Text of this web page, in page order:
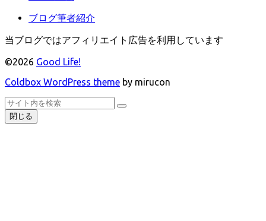
ブログ筆者紹介
当ブログではアフィリエイト広告を利用しています
©2026 Good Life!
Coldbox WordPress theme by mirucon
ト
ッ
プ
検
索
検
閉じる